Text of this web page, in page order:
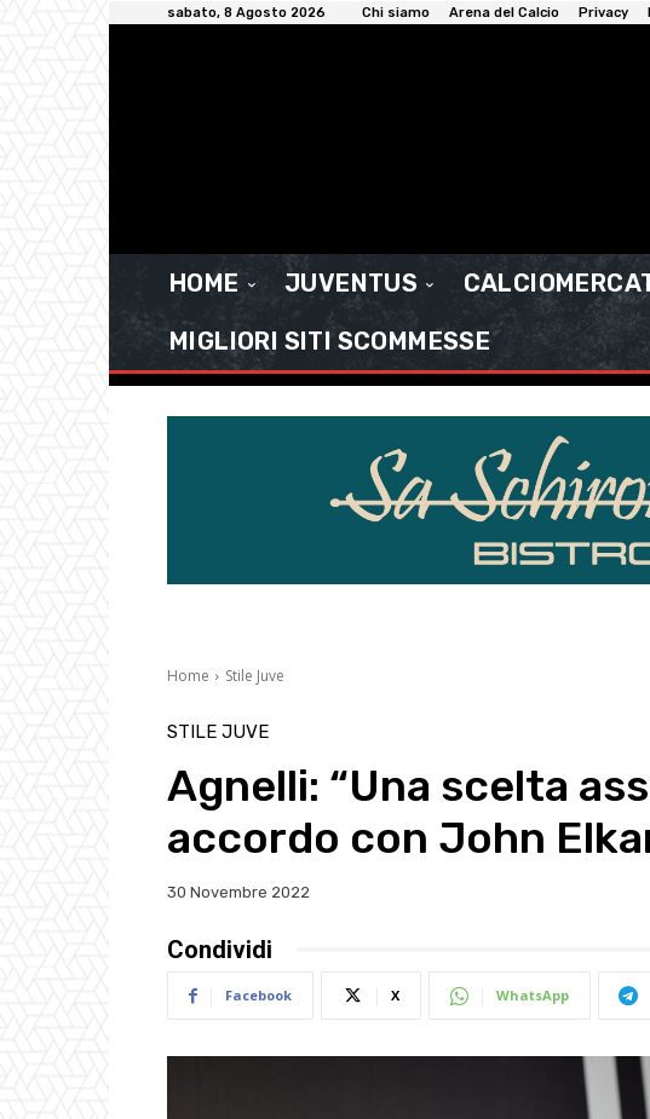
sabato, 8 Agosto 2026 Chi siamo Arena del Calcio Privacy
HOME JUVENTUS
MIGLIORI SITI SCOMMESSE
Home Stile Juve
STILE JUVE
Agnelli: “Una scelta
accordo con John
30 Novembre 2022
Condividi
Facebook X WhatsApp